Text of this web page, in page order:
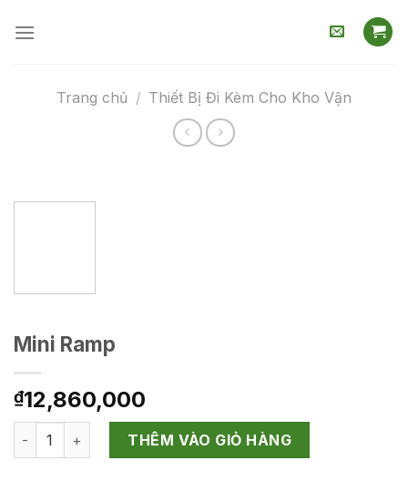
Trang chủ / Thiết Bị Đi Kèm Cho Kho Vận
Mini Ramp
₫12,860,000
Mini Ramp số lượngTHÊM VÀO GIỎ HÀNG